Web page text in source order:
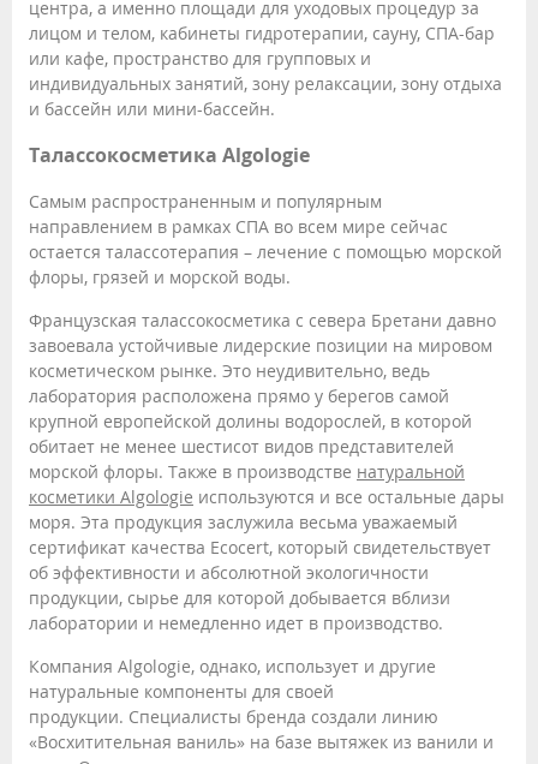
центра, а именно площади для уходовых процедур за
лицом и телом, кабинеты гидротерапии, сауну, СПА-бар
или кафе, пространство для групповых и
индивидуальных занятий, зону релаксации, зону отдыха
и бассейн или мини-бассейн.
Талассокосметика Algologie
Самым распространенным и популярным
направлением в рамках СПА во всем мире сейчас
остается талассотерапия – лечение с помощью морской
флоры, грязей и морской воды.
Французская талассокосметика с севера Бретани давно
завоевала устойчивые лидерские позиции на мировом
косметическом рынке. Это неудивительно, ведь
лаборатория расположена прямо у берегов самой
крупной европейской долины водорослей, в которой
обитает не менее шестисот видов представителей
морской флоры. Также в производстве натуральной
косметики Algologie используются и все остальные дары
моря. Эта продукция заслужила весьма уважаемый
сертификат качества Ecocert, который свидетельствует
об эффективности и абсолютной экологичности
продукции, сырье для которой добывается вблизи
лаборатории и немедленно идет в производство.
Компания Algologie, однако, использует и другие
натуральные компоненты для своей
продукции. Специалисты бренда создали линию
«Восхитительная ваниль» на базе вытяжек из ванили и